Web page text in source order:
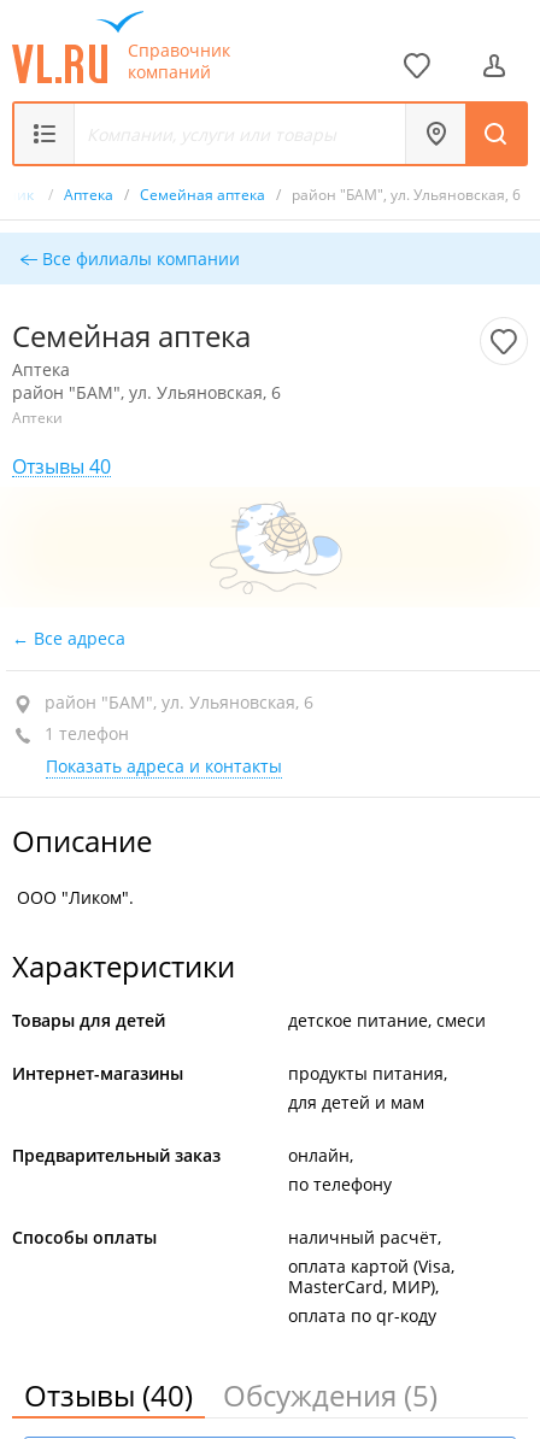
Справочник
компаний
/ Аптека / Семейная аптека / район "БАМ", ул. Ульяновская, 6
Все филиалы компании
Семейная аптека
Аптека
район "БАМ", ул. Ульяновская, 6
Аптеки
Отзывы 40
Все адреса
район "БАМ", ул. Ульяновская, 6
1 телефон
Показать адреса и контакты
Описание
ООО "Ликом".
Характеристики
Товары для детей детское питание, смеси
Интернет-магазины
продукты питания
для детей и мам
Предварительный заказ
онлайн
по телефону
Способы оплаты
наличный расчёт
оплата картой (Visa,
MasterCard, МИР)
оплата по qr-коду
Отзывы (40) Обсуждения (5)